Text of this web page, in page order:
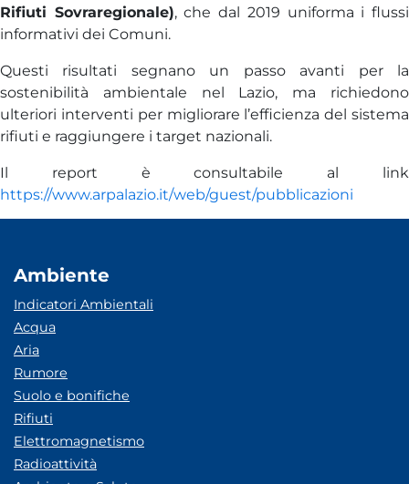
Rifiuti Sovraregionale), che dal 2019 uniforma i flussi
informativi dei Comuni.
Questi risultati segnano un passo avanti per la
sostenibilità ambientale nel Lazio, ma richiedono
ulteriori interventi per migliorare l’efficienza del sistema
rifiuti e raggiungere i target nazionali.
Il report è consultabile al link
https://www.arpalazio.it/web/guest/pubblicazioni
Ambiente
Indicatori Ambientali
Acqua
Aria
Rumore
Suolo e bonifiche
Rifiuti
Elettromagnetismo
Radioattività